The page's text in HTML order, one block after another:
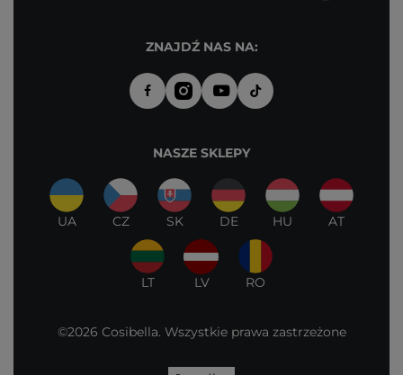
ZNAJDŹ NAS NA:
NASZE SKLEPY
UA CZ SK DE HU AT
LT LV RO
©2026 Cosibella. Wszystkie prawa zastrzeżone